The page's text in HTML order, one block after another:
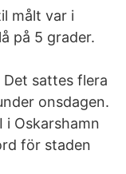
målt var i
på 5 grader.
sattes flera
onsdagen.
i Oskarshamn
för staden